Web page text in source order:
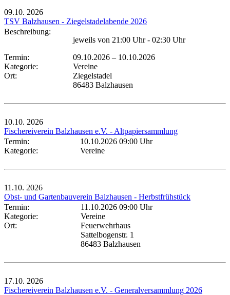
09.10. 2026
TSV Balzhausen - Ziegelstadelabende 2026
Beschreibung:
jeweils von 21:00 Uhr - 02:30 Uhr
Termin:
09.10.2026 – 10.10.2026
Kategorie:
Vereine
Ort:
Ziegelstadel
86483 Balzhausen
10.10. 2026
Fischereiverein Balzhausen e.V. - Altpapiersammlung
Termin:
10.10.2026 09:00 Uhr
Kategorie:
Vereine
11.10. 2026
Obst- und Gartenbauverein Balzhausen - Herbstfrühstück
Termin:
11.10.2026 09:00 Uhr
Kategorie:
Vereine
Ort:
Feuerwehrhaus
Sattelbogenstr. 1
86483 Balzhausen
17.10. 2026
Fischereiverein Balzhausen e.V. - Generalversammlung 2026